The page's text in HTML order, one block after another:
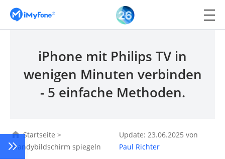
iPhone mit Philips TV in
wenigen Minuten verbinden
- 5 einfache Methoden.
Startseite >
Handybildschirm spiegeln
Update: 23.06.2025 von
Paul Richter